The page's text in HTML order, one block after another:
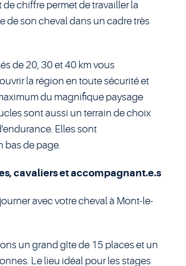
chiffre permet de travailler la
de son cheval dans un cadre très
de 20, 30 et 40 km vous
la région en toute sécurité et
du magnifique paysage
sont aussi un terrain de choix
Elles sont
bas de page.
cavaliers et accompagnant.e.s
avec votre cheval à Mont-le-
un grand gîte de 15 places et un
Le lieu idéal pour les stages